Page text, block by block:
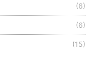
(6)
(6)
(15)